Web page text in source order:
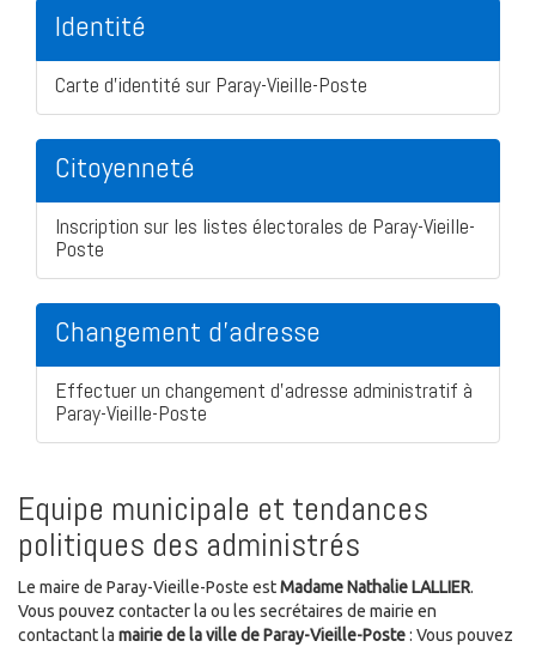
Identité
Carte d'identité sur Paray-Vieille-Poste
Citoyenneté
Inscription sur les listes électorales de Paray-Vieille-
Poste
Changement d'adresse
Effectuer un changement d'adresse administratif à
Paray-Vieille-Poste
Equipe municipale et tendances
politiques des administrés
Le maire de Paray-Vieille-Poste estMadame Nathalie LALLIER.
Vous pouvez contacter la ou les secrétaires de mairie en
contactant la mairie de la ville de Paray-Vieille-Poste: Vous pouvez